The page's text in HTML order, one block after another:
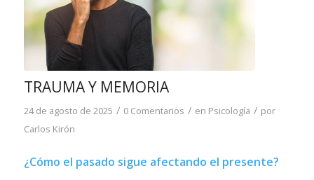
TRAUMA Y MEMORIA
24 de agosto de 2025 / 0 Comentarios / en Psicología / por
Carlos Kirón
¿Cómo el pasado sigue afectando el presente?